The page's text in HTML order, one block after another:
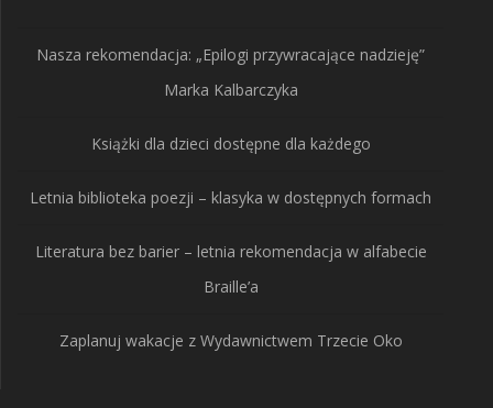
Nasza rekomendacja: „Epilogi przywracające nadzieję”
Marka Kalbarczyka
Książki dla dzieci dostępne dla każdego
Letnia biblioteka poezji – klasyka w dostępnych formach
Literatura bez barier – letnia rekomendacja w alfabecie
Braille’a
Zaplanuj wakacje z Wydawnictwem Trzecie Oko